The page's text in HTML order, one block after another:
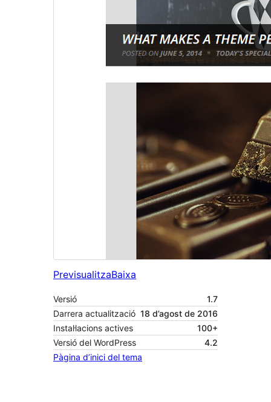
PrevisualitzaBaixa
Versió
1.7
Darrera actualització 18 d’agost de 2016
Instal·lacions actives
100+
Versió del WordPress
4.2
Pàgina d’inici del tema